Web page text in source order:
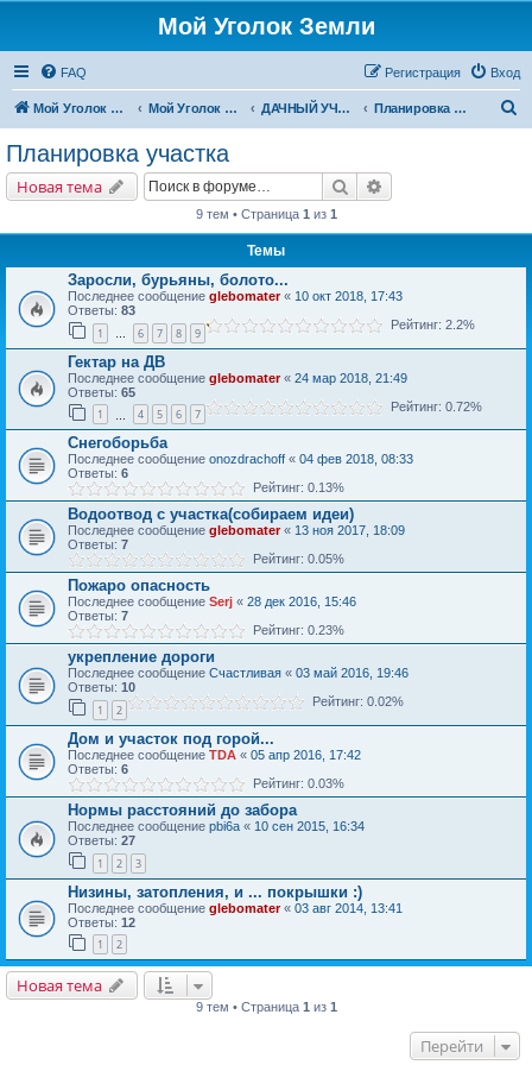
Мой Уголок Земли
FAQ Вход
Регистрация
Мой Уголок Земли Мой Уголок Земли ДАЧНЫЙ УЧАСТОК Планировка участка
Планировка участка
Новая тема Поиск
9 тем • Страница 1 из 1
Темы
Заросли, бурьяны, болото...
Последнее сообщение glebomater« 10 окт 2018, 17:43
Ответы: 83
1 … 6 7 8 9
Рейтинг: 2.2%
Гектар на ДВ
Последнее сообщение glebomater« 24 мар 2018, 21:49
Ответы: 65
1 4 5 6 7
Рейтинг: 0.72%
Снегоборьба
Последнее сообщение onozdrachoff « 04 фев 2018, 08:33
Ответы: 6
Рейтинг: 0.13%
Водоотвод с участка(собираем идеи)
Последнее сообщение glebomater« 13 ноя 2017, 18:09
Ответы: 7
Рейтинг: 0.05%
Пожаро опасность
Последнее сообщение Serj « 28 дек 2016, 15:46
Ответы: 7
Рейтинг: 0.23%
укрепление дороги
Последнее сообщение Счастливая « 03 май 2016, 19:46
Ответы: 10
1 2
Рейтинг: 0.02%
Дом и участок под горой...
Последнее сообщение TDA « 05 апр 2016, 17:42
Ответы: 6
Рейтинг: 0.03%
Нормы расстояний до забора
Последнее сообщение pbi6a « 10 сен 2015, 16:34
Ответы: 27
1 2 3
Низины, затопления, и ... покрышки :)
Последнее сообщение glebomater« 03 авг 2014, 13:41
Ответы: 12
1 2
Новая тема
9 тем • Страница 1 из 1
Перейти